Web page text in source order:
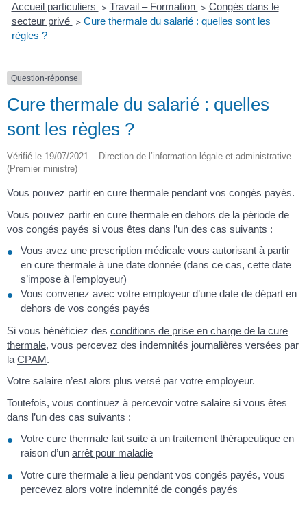
Accueil particuliers > Travail – Formation > Congés dans le
secteur privé > Cure thermale du salarié : quelles sont les
règles ?
Question-réponse
Cure thermale du salarié : quelles
sont les règles ?
Vérifié le 19/07/2021 – Direction de l’information légale et administrative
(Premier ministre)
Vous pouvez partir en cure thermale pendant vos congés payés.
Vous pouvez partir en cure thermale en dehors de la période de
vos congés payés si vous êtes dans l’un des cas suivants :
Vous avez une prescription médicale vous autorisant à partir
en cure thermale à une date donnée (dans ce cas, cette date
s’impose à l’employeur)
Vous convenez avec votre employeur d’une date de départ en
dehors de vos congés payés
Si vous bénéficiez des conditions de prise en charge de la cure
thermale, vous percevez des indemnités journalières versées par
la CPAM.
Votre salaire n’est alors plus versé par votre employeur.
Toutefois, vous continuez à percevoir votre salaire si vous êtes
dans l’un des cas suivants :
Votre cure thermale fait suite à un traitement thérapeutique en
raison d’un arrêt pour maladie
Votre cure thermale a lieu pendant vos congés payés, vous
percevez alors votre indemnité de congés payés